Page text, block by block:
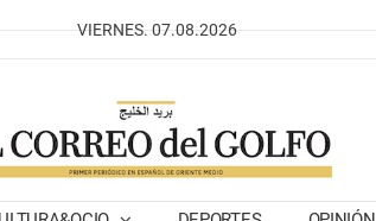
VIERNES. 07.08.2026